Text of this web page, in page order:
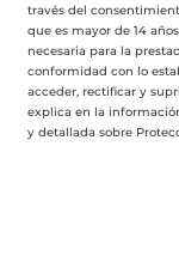
través del
que es mayor de 14
necesaria para la
conformidad con lo
acceder, rectificar y
explica en la
y detallada sobre